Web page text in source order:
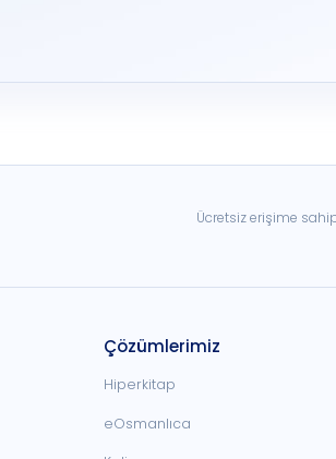
Ücretsiz erişime
Çözümlerimiz
Hiperkitap
eOsmanlıca